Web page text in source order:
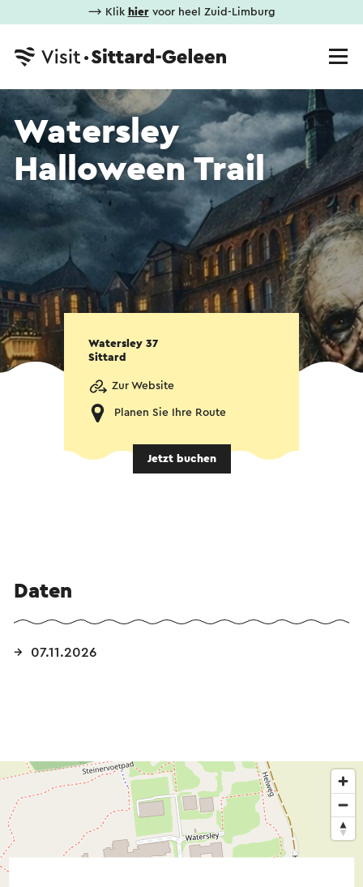
⟶ Klik hiervoor heel Zuid-Limburg
Watersley
Halloween Trail
Watersley 37
Sittard
Zur Website
Planen Sie Ihre Route
Jetzt buchen
Daten
07.11.2026